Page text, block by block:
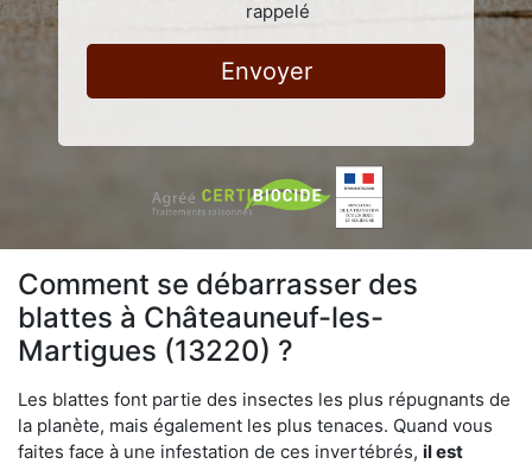
rappelé
Envoyer
Comment se débarrasser des
blattes à Châteauneuf-les-
Martigues (13220) ?
Les blattes font partie des insectes les plus répugnants de
la planète, mais également les plus tenaces. Quand vous
faites face à une infestation de ces invertébrés, il est